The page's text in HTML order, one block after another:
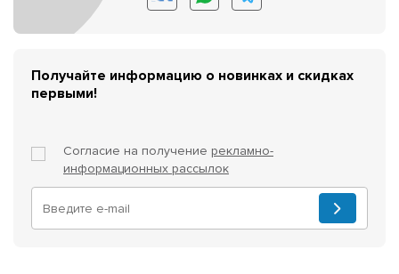
Получайте информацию о новинках и скидках
первыми!
Согласие на получение рекламно-
информационных рассылок